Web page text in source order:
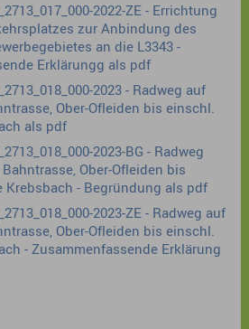
2022-ZE - Errichtung
zur Anbindung des
an die L3343 -
Erklärungg als pdf
2023 - Radweg auf
Ober-Ofleiden bis einschl.
als pdf
2023-BG - Radweg
Ober-Ofleiden bis
Krebsbach - Begründung als pdf
2023-ZE - Radweg auf
Ober-Ofleiden bis einschl.
- Zusammenfassende Erklärung